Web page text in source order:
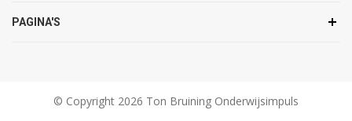
PAGINA'S
© Copyright 2026 Ton Bruining Onderwijsimpuls